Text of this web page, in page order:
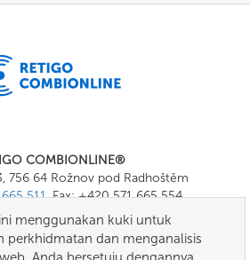
COMBIONLINE®
756 64 Rožnov pod Radhoštěm
511, Fax: +420 571 665 554
info@combionline.com
menggunakan kuki untuk
perkhidmatan dan menganalisis